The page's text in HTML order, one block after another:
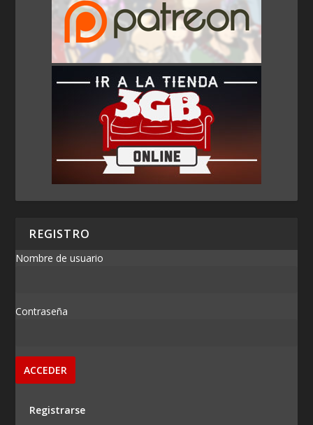
REGISTRO
Nombre de usuario
Contraseña
Registrarse